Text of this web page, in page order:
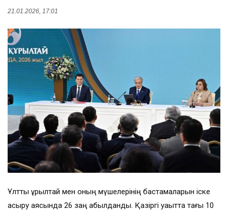
21.01.2026, 17:01
Ұлттық құрылтай мен оның мүшелерінің бастамаларын іске
асыру аясында 26 заң қабылданды. Қазіргі уақытта тағы 10